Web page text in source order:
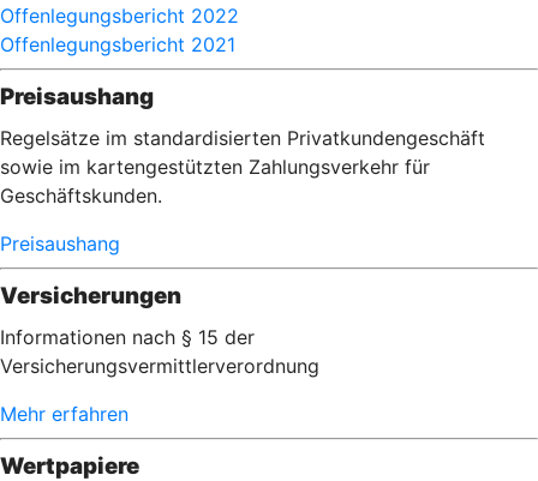
Offenlegungsbericht 2022
Offenlegungsbericht 2021
Preisaushang
Regelsätze im standardisierten Privatkundengeschäft
sowie im kartengestützten Zahlungsverkehr für
Geschäftskunden.
Preisaushang
Versicherungen
Informationen nach § 15 der
Versicherungsvermittlerverordnung
Mehr erfahren
Wertpapiere